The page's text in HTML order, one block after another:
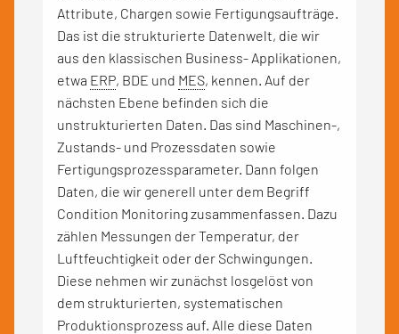
Attribute, Chargen sowie Fertigungsaufträge.
Das ist die strukturierte Datenwelt, die wir
aus den klassischen Business- Applikationen,
etwa ERP, BDE und MES, kennen. Auf der
nächsten Ebene befinden sich die
unstrukturierten Daten. Das sind Maschinen-,
Zustands- und Prozessdaten sowie
Fertigungsprozessparameter. Dann folgen
Daten, die wir generell unter dem Begriff
Condition Monitoring zusammenfassen. Dazu
zählen Messungen der Temperatur, der
Luftfeuchtigkeit oder der Schwingungen.
Diese nehmen wir zunächst losgelöst von
dem strukturierten, systematischen
Produktionsprozess auf. Alle diese Daten